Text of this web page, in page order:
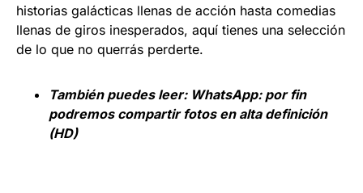
historias galácticas llenas de acción hasta comedias
llenas de giros inesperados, aquí tienes una selección
de lo que no querrás perderte.
También puedes leer: WhatsApp: por fin
podremos compartir fotos en alta definición
(HD)